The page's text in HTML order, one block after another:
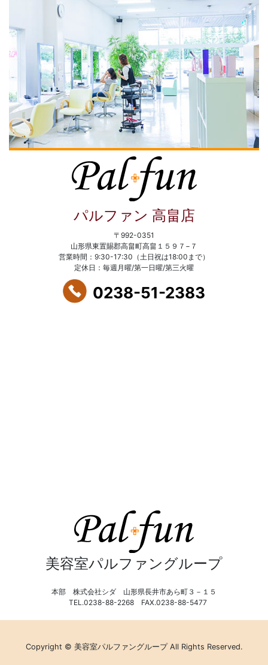
パルファン 高畠店
〒992-0351
山形県東置賜郡高畠町高畠１５９７−７
営業時間：9:30-17:30（土日祝は18:00まで）
定休日：毎週月曜/第一日曜/第三火曜
0238-51-2383
美容室パルファングループ
本部 株式会社シダ 山形県長井市あら町３－１５
TEL.0238-88-2268 FAX.0238-88-5477
Copyright © 美容室パルファングループ All Rights Reserved.